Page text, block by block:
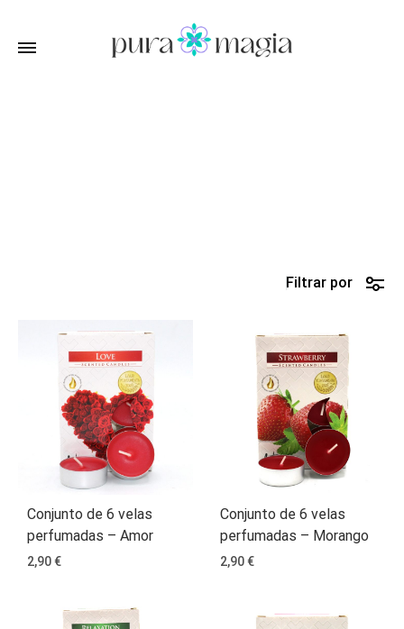
Filtrar por
Conjunto de 6 velas
perfumadas – Amor
2,90€
Conjunto de 6 velas
perfumadas – Morango
2,90€